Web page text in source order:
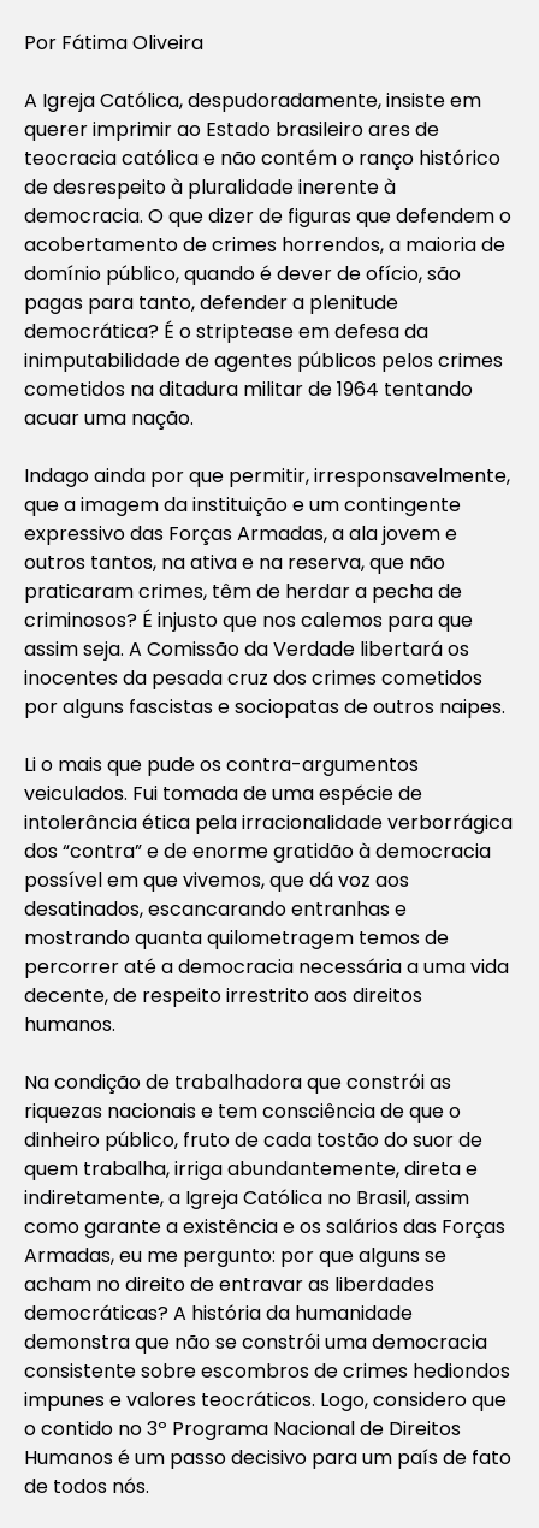
Por Fátima Oliveira
A Igreja Católica, despudoradamente, insiste em
querer imprimir ao Estado brasileiro ares de
teocracia católica e não contém o ranço histórico
de desrespeito à pluralidade inerente à
democracia. O que dizer de figuras que defendem o
acobertamento de crimes horrendos, a maioria de
domínio público, quando é dever de ofício, são
pagas para tanto, defender a plenitude
democrática? É o striptease em defesa da
inimputabilidade de agentes públicos pelos crimes
cometidos na ditadura militar de 1964 tentando
acuar uma nação.
Indago ainda por que permitir, irresponsavelmente,
que a imagem da instituição e um contingente
expressivo das Forças Armadas, a ala jovem e
outros tantos, na ativa e na reserva, que não
praticaram crimes, têm de herdar a pecha de
criminosos? É injusto que nos calemos para que
assim seja. A Comissão da Verdade libertará os
inocentes da pesada cruz dos crimes cometidos
por alguns fascistas e sociopatas de outros naipes.
Li o mais que pude os contra-argumentos
veiculados. Fui tomada de uma espécie de
intolerância ética pela irracionalidade verborrágica
dos “contra” e de enorme gratidão à democracia
possível em que vivemos, que dá voz aos
desatinados, escancarando entranhas e
mostrando quanta quilometragem temos de
percorrer até a democracia necessária a uma vida
decente, de respeito irrestrito aos direitos
humanos.
Na condição de trabalhadora que constrói as
riquezas nacionais e tem consciência de que o
dinheiro público, fruto de cada tostão do suor de
quem trabalha, irriga abundantemente, direta e
indiretamente, a Igreja Católica no Brasil, assim
como garante a existência e os salários das Forças
Armadas, eu me pergunto: por que alguns se
acham no direito de entravar as liberdades
democráticas? A história da humanidade
demonstra que não se constrói uma democracia
consistente sobre escombros de crimes hediondos
impunes e valores teocráticos. Logo, considero que
o contido no 3º Programa Nacional de Direitos
Humanos é um passo decisivo para um país de fato
de todos nós.